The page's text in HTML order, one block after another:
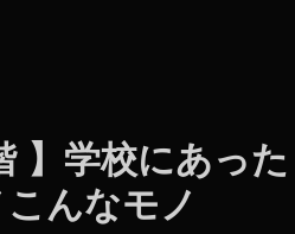
】学校にあ
んなモノ